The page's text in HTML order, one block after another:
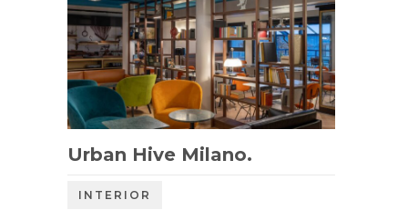
Urban Hive Milano.
INTERIOR